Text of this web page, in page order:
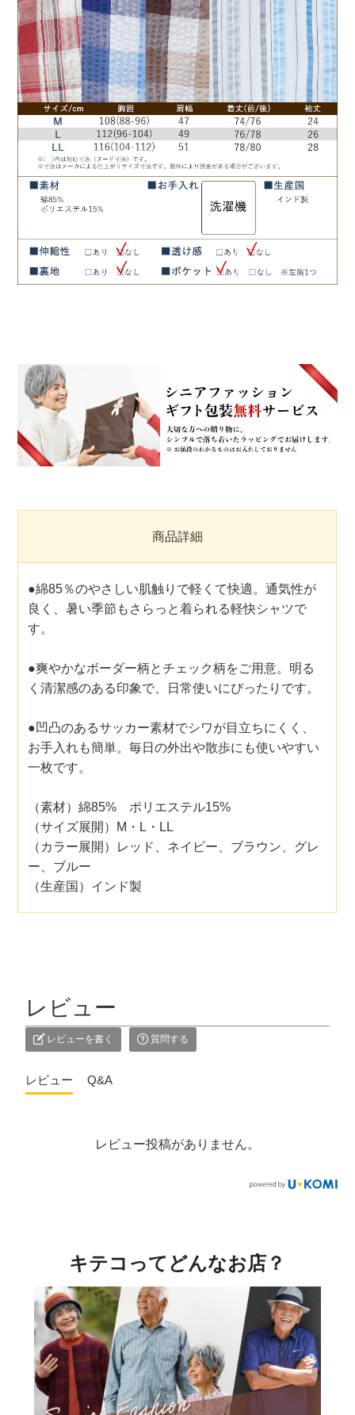
商品詳細
●綿85％のやさしい肌触りで軽くて快適。通気性が
良く、暑い季節もさらっと着られる軽快シャツで
す。
●爽やかなボーダー柄とチェック柄をご用意。明る
く清潔感のある印象で、日常使いにぴったりです。
●凹凸のあるサッカー素材でシワが目立ちにくく、
お手入れも簡単。毎日の外出や散歩にも使いやすい
一枚です。
（素材）綿85% ポリエステル15%
（サイズ展開）M・L・LL
（カラー展開）レッド、ネイビー、ブラウン、グレ
ー、ブルー
（生産国）インド製
レビュー
レビューを書く 質問する
レビュー Q&A
レビュー投稿がありません。
キテコってどんなお店？